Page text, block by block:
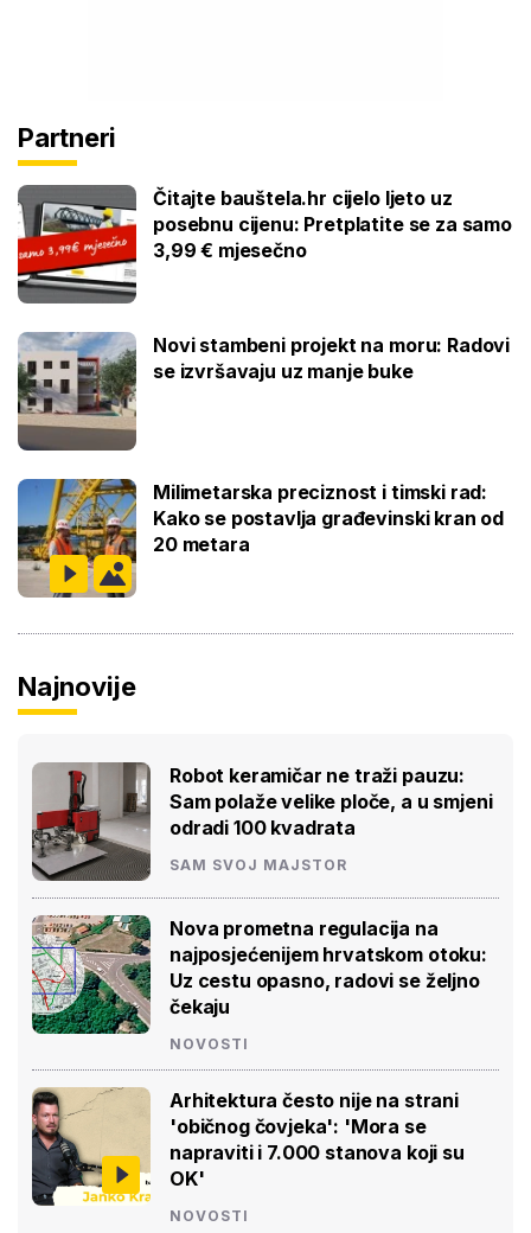
Partneri
Čitajte bauštela.hr cijelo ljeto uz
posebnu cijenu: Pretplatite se za samo
3,99 € mjesečno
Novi stambeni projekt na moru: Radovi
se izvršavaju uz manje buke
Milimetarska preciznost i timski rad:
Kako se postavlja građevinski kran od
20 metara
Najnovije
Robot keramičar ne traži pauzu:
Sam polaže velike ploče, a u smjeni
odradi 100 kvadrata
SAM SVOJ MAJSTOR
Nova prometna regulacija na
najposjećenijem hrvatskom otoku:
Uz cestu opasno, radovi se željno
čekaju
NOVOSTI
Arhitektura često nije na strani
'običnog čovjeka': 'Mora se
napraviti i 7.000 stanova koji su
OK'
NOVOSTI